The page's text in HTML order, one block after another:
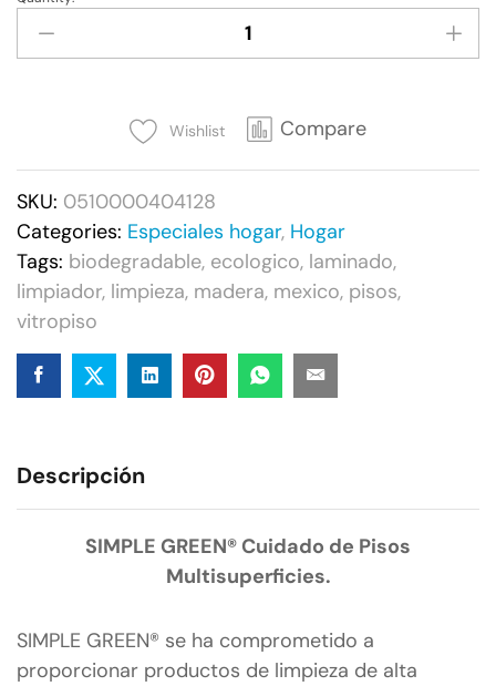
Green®
Cuidado
(1Gal)
quantity
Wishlist Compare
SKU: 0510000404128
Categories: Especiales hogar, Hogar
Tags: biodegradable, ecologico, laminado,
limpiador, limpieza, madera, mexico, pisos,
vitropiso
Descripción
SIMPLE GREEN® Cuidado de Pisos
Multisuperficies.
SIMPLE GREEN® se ha comprometido a
proporcionar productos de limpieza de alta